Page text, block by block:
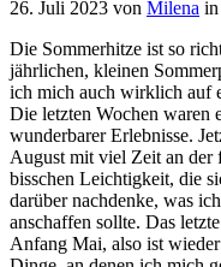
26. Juli 2023 von Milena in
Die Sommerhitze ist so
jährlichen, kleinen
ich mich auch wirklich auf
Die letzten Wochen waren
wunderbarer Erlebnisse.
August mit viel Zeit an der
bisschen Leichtigkeit, die
darüber nachdenke, was
anschaffen sollte. Das
Anfang Mai, also ist